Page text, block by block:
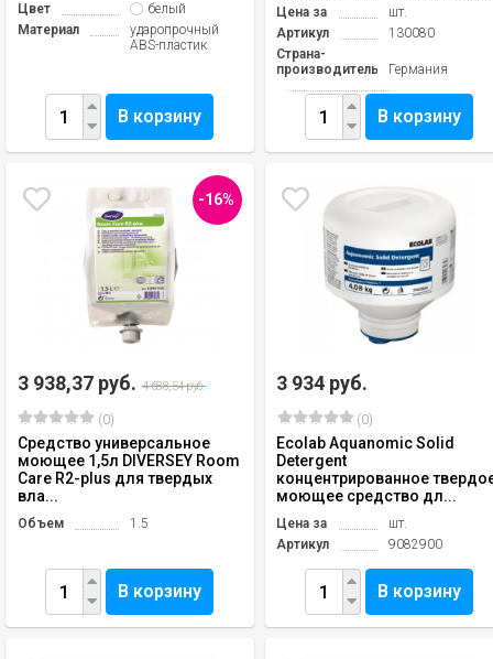
Цвет
белый
Материал
ударопрочный
ABS-пластик
В корзину
Цена за
шт.
Артикул
130080
Страна-
производитель
Германия
В корзину
-16%
3 938,37 руб. 4 688,54 руб.
(0)
Средство универсальное
моющее 1,5л DIVERSEY Room
Care R2-plus для твердых
вла...
Объем 1.5
В корзину
3 934 руб.
(0)
Ecolab Aquanomic Solid
Detergent
концентрированное
моющее средство дл...
Цена за
шт.
Артикул
9082900
В корзину